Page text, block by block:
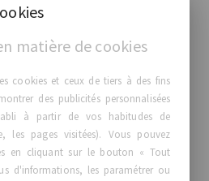
en
et découvrez toutes les
de ce dispositif.
matière de cookies
cookies et ceux de tiers à des fins
des publicités personnalisées
à partir de vos habitudes de
les pages visitées). Vous pouvez
en cliquant sur le bouton « Tout
d'informations, les paramétrer ou